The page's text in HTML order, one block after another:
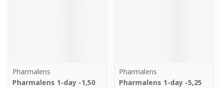
Pharmalens
Pharmalens 1-day -1,50
Pharmalens
Pharmalens 1-day -5,25